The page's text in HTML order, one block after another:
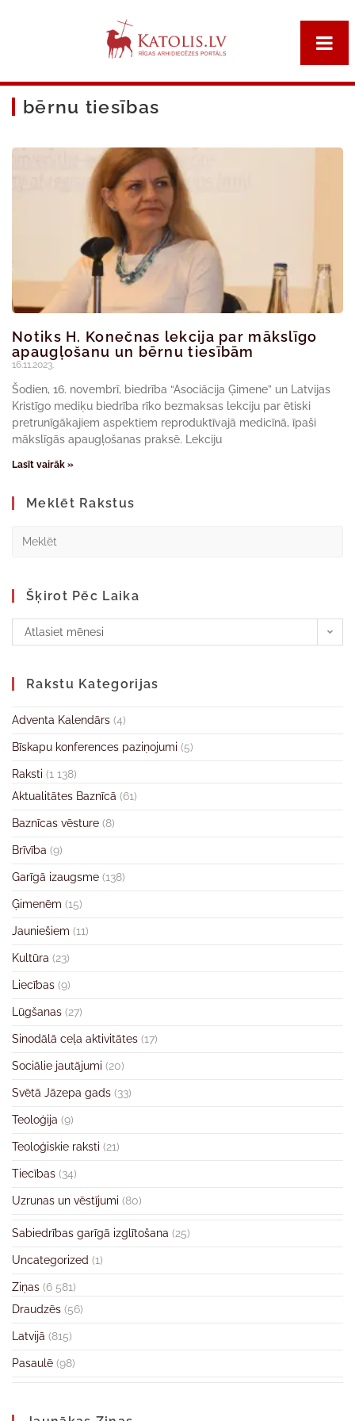
bērnu tiesības
Notiks H. Konečnas lekcija par mākslīgo
apaugļošanu un bērnu tiesībām
16.11.2023.
Šodien, 16. novembrī, biedrība “Asociācija Ģimene” un Latvijas
Kristīgo mediķu biedrība rīko bezmaksas lekciju par ētiski
pretrunīgākajiem aspektiem reproduktīvajā medicīnā, īpaši
mākslīgās apaugļošanas praksē. Lekciju
Lasīt vairāk »
Meklēt Rakstus
Šķirot Pēc Laika
Atlasiet mēnesi
Rakstu Kategorijas
Adventa Kalendārs (4)
Bīskapu konferences paziņojumi (5)
Raksti (1 138)
Aktualitātes Baznīcā (61)
Baznīcas vēsture (8)
Brīvība (9)
Garīgā izaugsme (138)
Ģimenēm (15)
Jauniešiem (11)
Kultūra (23)
Liecības (9)
Lūgšanas (27)
Sinodālā ceļa aktivitātes (17)
Sociālie jautājumi (20)
Svētā Jāzepa gads (33)
Teoloģija (9)
Teoloģiskie raksti (21)
Tiecības (34)
Uzrunas un vēstījumi (80)
Sabiedrības garīgā izglītošana (25)
Uncategorized (1)
Ziņas (6 581)
Draudzēs (56)
Latvijā (815)
Pasaulē (98)